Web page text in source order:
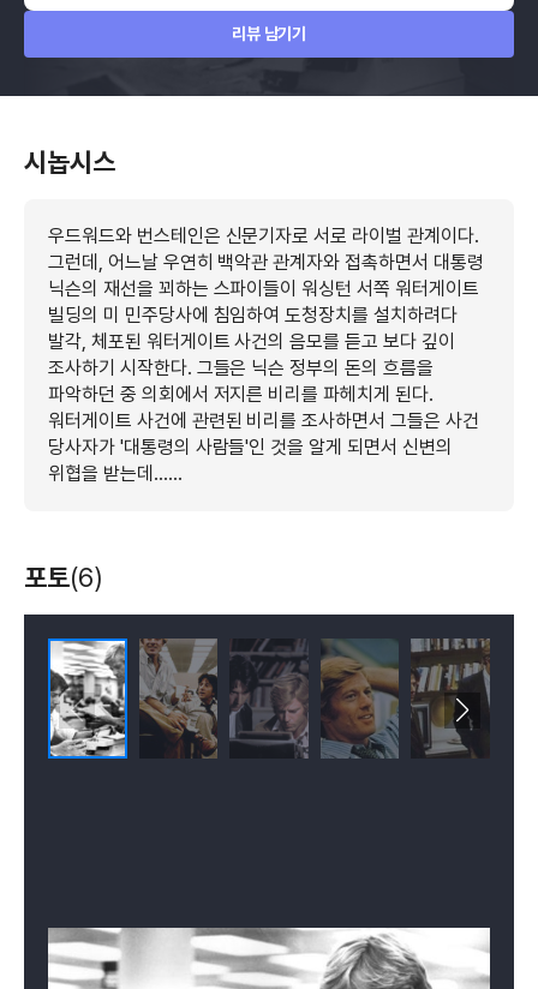
리뷰 남기기
시놉시스
우드워드와 번스테인은 신문기자로 서로 라이벌 관계이다.
그런데, 어느날 우연히 백악관 관계자와 접촉하면서 대통령
닉슨의 재선을 꾀하는 스파이들이 워싱턴 서쪽 워터게이트
빌딩의 미 민주당사에 침임하여 도청장치를 설치하려다
발각, 체포된 워터게이트 사건의 음모를 듣고 보다 깊이
조사하기 시작한다. 그들은 닉슨 정부의 돈의 흐름을
파악하던 중 의회에서 저지른 비리를 파헤치게 된다.
워터게이트 사건에 관련된 비리를 조사하면서 그들은 사건
당사자가 '대통령의 사람들'인 것을 알게 되면서 신변의
위협을 받는데......
포토(6)